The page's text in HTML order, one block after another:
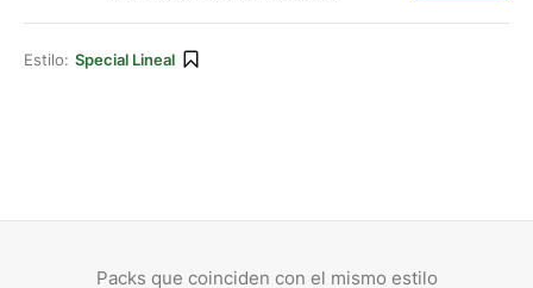
Estilo: Special Lineal
Packs que coinciden con el mismo estilo